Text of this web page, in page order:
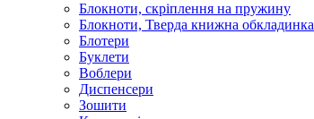
Блокноти, скріплення на пружину
Блокноти, Тверда книжна обкладинка
Блотери
Буклети
Воблери
Диспенсери
Зошити